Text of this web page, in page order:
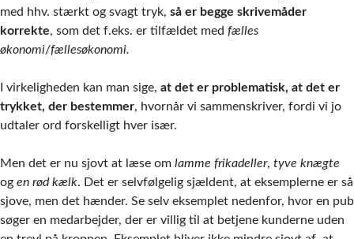
med hhv. stærkt og svagt tryk, så er begge skrivemåder
korrekte, som det f.eks. er tilfældet med fælles
økonomi/fællesøkonomi.
I virkeligheden kan man sige, at det er problematisk, at det er
trykket, der bestemmer, hvornår vi sammenskriver, fordi vi jo
udtaler ord forskelligt hver især.
Men det er nu sjovt at læse om lamme frikadeller, tyve knægte
og en rød kælk. Det er selvfølgelig sjældent, at eksemplerne er så
sjove, men det hænder. Se selv eksemplet nedenfor, hvor en pub
søger en medarbejder, der er villig til at betjene kunderne uden